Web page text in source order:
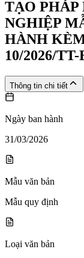
TẠO PHÁP
NGHIỆP
HÀNH
10/2026/
Thông tin chi tiết
Ngày ban hành
31/03/2026
Mẫu văn bản
Mẫu quy định
Loại văn bản